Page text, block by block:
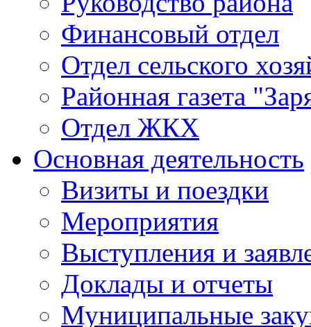
Финансовый отдел
Отдел сельского
Районная газета
Отдел ЖКХ
Основная деятельность
Визиты и поездки
Мероприятия
Выступления и
Доклады и отчеты
Муниципальные